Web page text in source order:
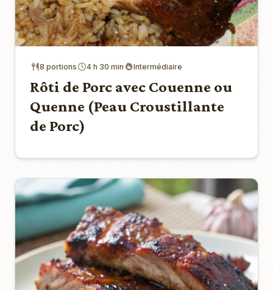
8 portions 4 h 30 min Intermédiaire
Rôti de Porc avec Couenne ou
Quenne (Peau Croustillante
de Porc)